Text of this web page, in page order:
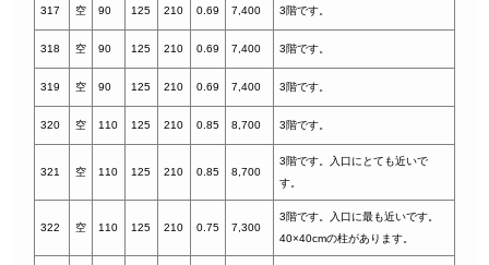
317 空 90 125 210 0.69 7,400 3階です。
318 空 90 125 210 0.69 7,400 3階です。
319 空 90 125 210 0.69 7,400 3階です。
320 空 110 125 210 0.85 8,700 3階です。
321 空 110 125 210 0.85 8,700
3階です。入口にとても近いで
す。
322 空 110 125 210 0.75 7,300
3階です。入口に最も近いです。
40×40cmの柱があります。